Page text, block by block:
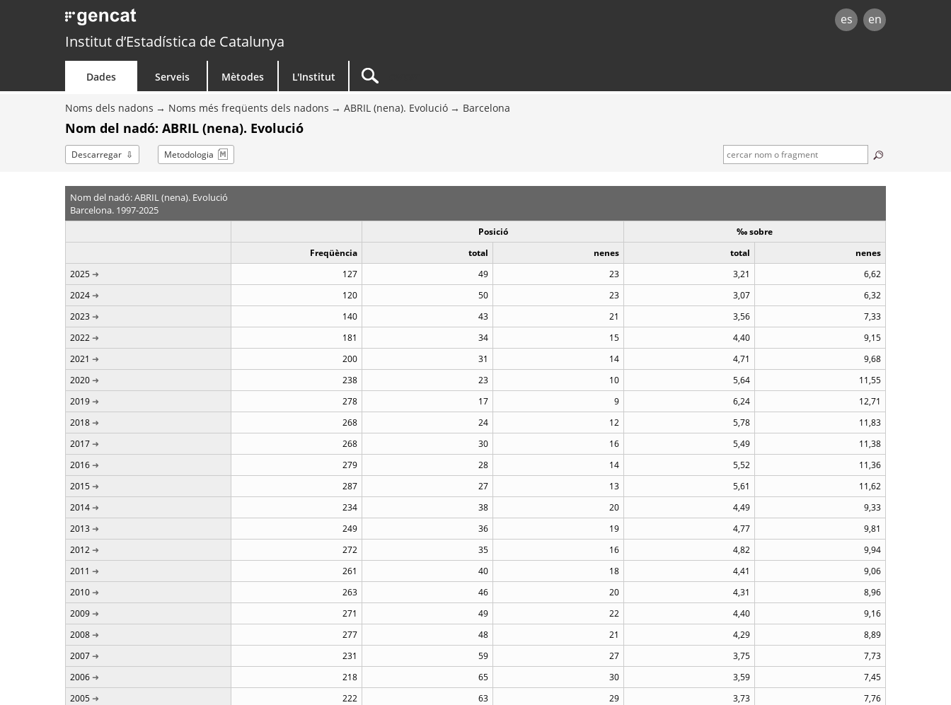
es en
Institut d’Estadística de Catalunya
Dades Serveis Mètodes L'Institut
Noms dels nadons Noms més freqüents dels nadons ABRIL (nena). Evolució Barcelona
Nom del nadó: ABRIL (nena). Evolució
Descarregar Metodologia
Nom del nadó: ABRIL (nena). Evolució
Barcelona. 1997-2025
Posició
‰ sobre
Freqüència
total nenes total
nenes
2025
127 49 23 3,21
6,62
2024
120 50 23 3,07
6,32
2023
140 43 21 3,56
7,33
2022
181 34 15 4,40
9,15
2021
200 31 14 4,71
9,68
2020
238 23 10 5,64
11,55
2019
278 17 9 6,24
12,71
2018
268 24 12 5,78
11,83
2017
268 30 16 5,49
11,38
2016
279 28 14 5,52
11,36
2015
287 27 13 5,61
11,62
2014
234 38 20 4,49
9,33
2013
249 36 19 4,77
9,81
2012
272 35 16 4,82
9,94
2011
261 40 18 4,41
9,06
2010
263 46 20 4,31
8,96
2009
271 49 22 4,40
9,16
2008
277 48 21 4,29
8,89
2007
231 59 27 3,75
7,73
2006
218 65 30 3,59
7,45
2005
222 63 29 3,73
7,76